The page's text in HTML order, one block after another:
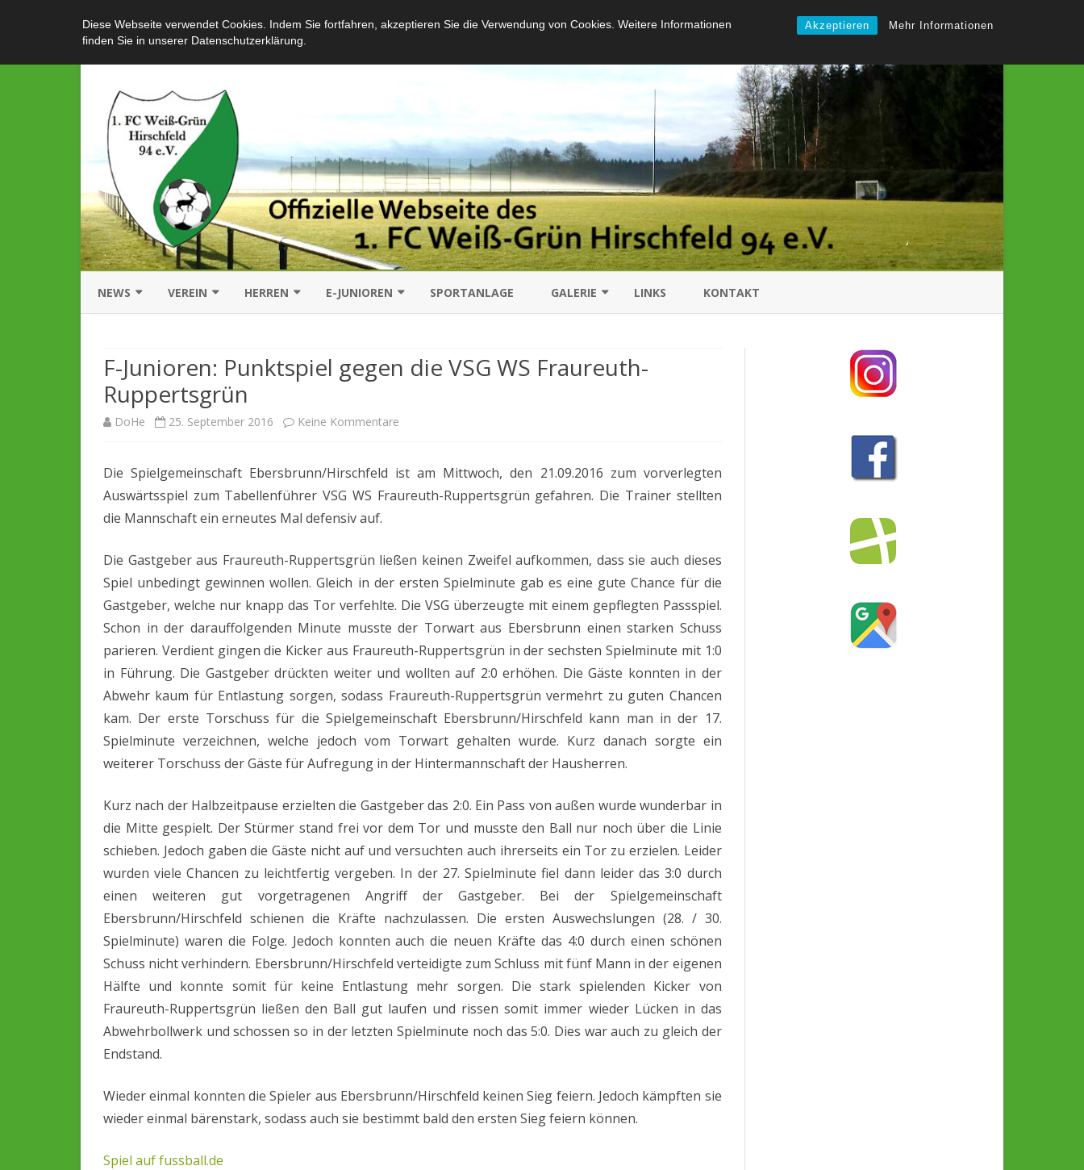
Diese Webseite verwendet Cookies. Indem Sie fortfahren, akzeptieren Sie die Verwendung von Cookies. Weitere Informationen
finden Sie in unserer Datenschutzerklärung.
Akzeptieren Mehr Informationen
Skip
to
content
NEWS
SPIELBERICHTE
ARCHIV
VEREIN
CHRONIK
SCHIEDSRICHTER
SPONSOREN
HERREN E-JUNIOREN SPORTANLAGE GALERIE
MANNSCHAFTSFOTOS
LINKS KONTAKT
F-Junioren: Punktspiel gegen die VSG WS Fraureuth-
Ruppertsgrün
DoHe 25. September 2016 Keine Kommentare
Junioren:
Punktspiel
die
VSG
Fraureuth-
Ruppertsgrün
Die Spielgemeinschaft Ebersbrunn/Hirschfeld ist am Mittwoch, den 21.09.2016 zum vorverlegten
Auswärtsspiel zum Tabellenführer VSG WS Fraureuth-Ruppertsgrün gefahren. Die Trainer stellten
die Mannschaft ein erneutes Mal defensiv auf.
Die Gastgeber aus Fraureuth-Ruppertsgrün ließen keinen Zweifel aufkommen, dass sie auch dieses
Spiel unbedingt gewinnen wollen. Gleich in der ersten Spielminute gab es eine gute Chance für die
Gastgeber, welche nur knapp das Tor verfehlte. Die VSG überzeugte mit einem gepflegten Passspiel.
Schon in der darauffolgenden Minute musste der Torwart aus Ebersbrunn einen starken Schuss
parieren. Verdient gingen die Kicker aus Fraureuth-Ruppertsgrün in der sechsten Spielminute mit 1:0
in Führung. Die Gastgeber drückten weiter und wollten auf 2:0 erhöhen. Die Gäste konnten in der
Abwehr kaum für Entlastung sorgen, sodass Fraureuth-Ruppertsgrün vermehrt zu guten Chancen
kam. Der erste Torschuss für die Spielgemeinschaft Ebersbrunn/Hirschfeld kann man in der 17.
Spielminute verzeichnen, welche jedoch vom Torwart gehalten wurde. Kurz danach sorgte ein
weiterer Torschuss der Gäste für Aufregung in der Hintermannschaft der Hausherren.
Kurz nach der Halbzeitpause erzielten die Gastgeber das 2:0. Ein Pass von außen wurde wunderbar in
die Mitte gespielt. Der Stürmer stand frei vor dem Tor und musste den Ball nur noch über die Linie
schieben. Jedoch gaben die Gäste nicht auf und versuchten auch ihrerseits ein Tor zu erzielen. Leider
wurden viele Chancen zu leichtfertig vergeben. In der 27. Spielminute fiel dann leider das 3:0 durch
einen weiteren gut vorgetragenen Angriff der Gastgeber. Bei der Spielgemeinschaft
Ebersbrunn/Hirschfeld schienen die Kräfte nachzulassen. Die ersten Auswechslungen (28. / 30.
Spielminute) waren die Folge. Jedoch konnten auch die neuen Kräfte das 4:0 durch einen schönen
Schuss nicht verhindern. Ebersbrunn/Hirschfeld verteidigte zum Schluss mit fünf Mann in der eigenen
Hälfte und konnte somit für keine Entlastung mehr sorgen. Die stark spielenden Kicker von
Fraureuth-Ruppertsgrün ließen den Ball gut laufen und rissen somit immer wieder Lücken in das
Abwehrbollwerk und schossen so in der letzten Spielminute noch das 5:0. Dies war auch zu gleich der
Endstand.
Wieder einmal konnten die Spieler aus Ebersbrunn/Hirschfeld keinen Sieg feiern. Jedoch kämpften sie
wieder einmal bärenstark, sodass auch sie bestimmt bald den ersten Sieg feiern können.
Spiel auf fussball.de